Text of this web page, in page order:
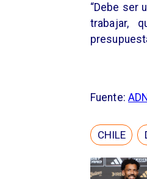
“Debe ser
trabajar,
Fuente:
CHILE